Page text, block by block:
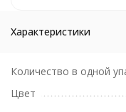
Характеристики
Количество в одной
Цвет